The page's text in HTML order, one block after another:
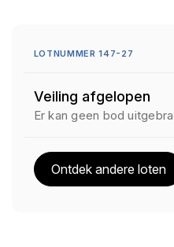
LOTNUMMER 147-27
Veiling afgelopen
Er kan geen bod
Ontdek andere loten